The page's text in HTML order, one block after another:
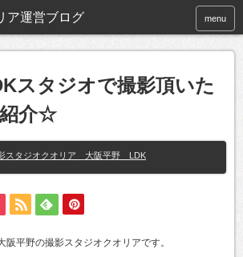
ア運営ブログ menu
スタジオで撮影頂いた
介☆
スタジオクオリア 大阪平野 LDK
阪平野の撮影スタジオクオリアです。